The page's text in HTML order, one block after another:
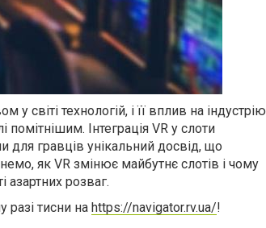
у світі технологій, і її вплив на індустрію
Інтеграція VR у слоти
для гравців унікальний досвід, що
як VR змінює майбутнє слотів і чому
азартних розваг.
разі тисни на https://navigator.rv.ua/!